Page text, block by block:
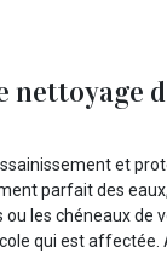
nettoyage
et
parfait des
les chéneaux de
qui est affectée.